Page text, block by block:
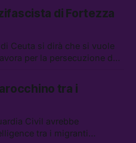
il boom dei carburanti
center sono stati arrestati
di Fortezza
Ceuta si dirà che si vuole
per la persecuzione dei
di 19 anni è morto sotto il
cosa dice l’AI Act europeo
tra i
Civil avrebbe
tra i migranti